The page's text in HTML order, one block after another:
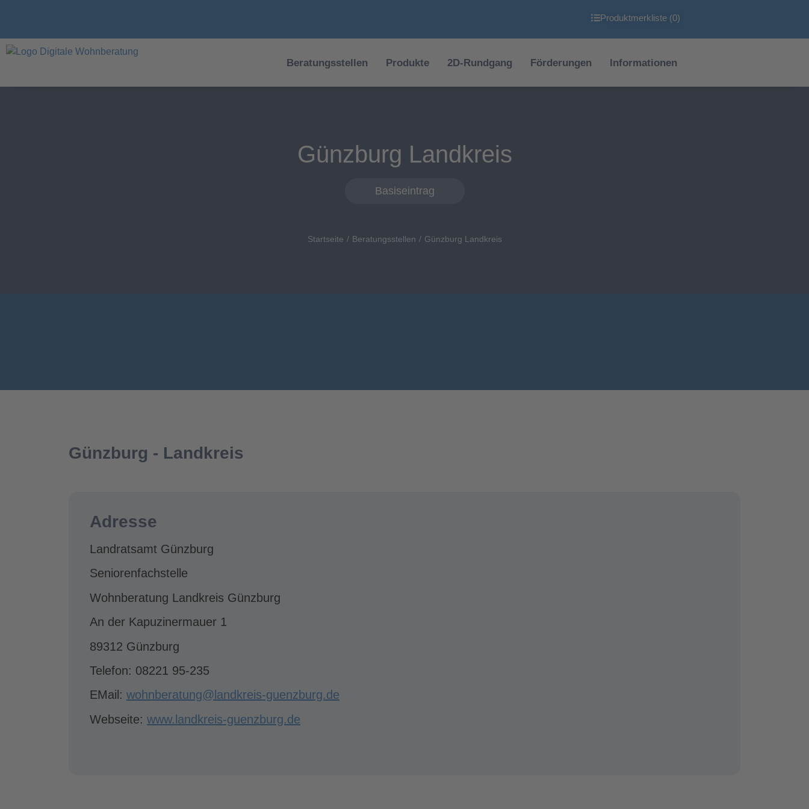
Produktmerkliste (0)
Beratungsstellen Produkte 2D-Rundgang Förderungen Informationen
Günzburg Landkreis
Basiseintrag
Startseite Beratungsstellen Günzburg Landkreis
Günzburg - Landkreis
Adresse
Landratsamt Günzburg
Seniorenfachstelle
Wohnberatung Landkreis Günzburg
An der Kapuzinermauer 1
89312 Günzburg
Telefon: 08221 95-235
EMail: wohnberatung@landkreis-guenzburg.de
Webseite: www.landkreis-guenzburg.de